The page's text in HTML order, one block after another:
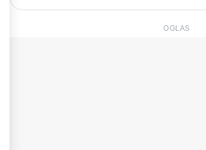
OGLAS